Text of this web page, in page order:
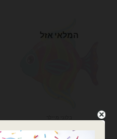
המלאי אזל
qualatex